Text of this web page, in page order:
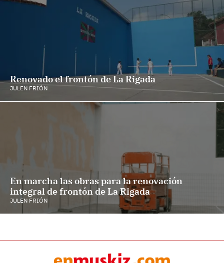
Renovado el frontón de La Rigada
JULEN FRIÓN
En marcha las obras para la renovación
integral de frontón de La Rigada
JULEN FRIÓN